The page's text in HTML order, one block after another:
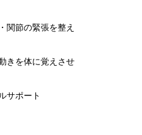
関節の緊張を整え
きを体に覚えさせ
サポート